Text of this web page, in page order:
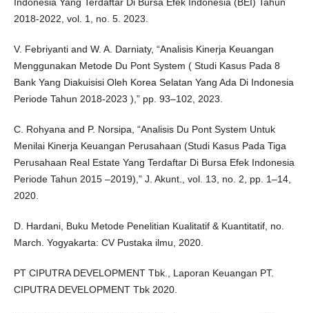
Indonesia Yang Terdaftar Di Bursa Efek Indonesia (BEI) Tahun
2018-2022, vol. 1, no. 5. 2023.
V. Febriyanti and W. A. Darniaty, “Analisis Kinerja Keuangan
Menggunakan Metode Du Pont System ( Studi Kasus Pada 8
Bank Yang Diakuisisi Oleh Korea Selatan Yang Ada Di Indonesia
Periode Tahun 2018-2023 ),” pp. 93–102, 2023.
C. Rohyana and P. Norsipa, “Analisis Du Pont System Untuk
Menilai Kinerja Keuangan Perusahaan (Studi Kasus Pada Tiga
Perusahaan Real Estate Yang Terdaftar Di Bursa Efek Indonesia
Periode Tahun 2015 –2019),” J. Akunt., vol. 13, no. 2, pp. 1–14,
2020.
D. Hardani, Buku Metode Penelitian Kualitatif & Kuantitatif, no.
March. Yogyakarta: CV Pustaka ilmu, 2020.
PT CIPUTRA DEVELOPMENT Tbk., Laporan Keuangan PT.
CIPUTRA DEVELOPMENT Tbk 2020.